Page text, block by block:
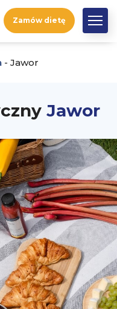
Zamów dietę
- Jawor
Jawor